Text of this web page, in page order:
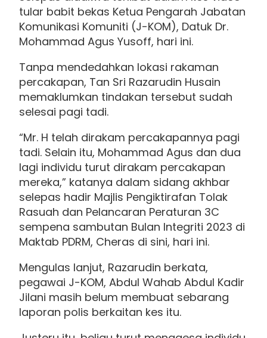
tular babit bekas Ketua Pengarah Jabatan
Komunikasi Komuniti (J-KOM), Datuk Dr.
Mohammad Agus Yusoff, hari ini.
Tanpa mendedahkan lokasi rakaman
percakapan, Tan Sri Razarudin Husain
memaklumkan tindakan tersebut sudah
selesai pagi tadi.
“Mr. H telah dirakam percakapannya pagi
tadi. Selain itu, Mohammad Agus dan dua
lagi individu turut dirakam percakapan
mereka,” katanya dalam sidang akhbar
selepas hadir Majlis Pengiktirafan Tolak
Rasuah dan Pelancaran Peraturan 3C
sempena sambutan Bulan Integriti 2023 di
Maktab PDRM, Cheras di sini, hari ini.
Mengulas lanjut, Razarudin berkata,
pegawai J-KOM, Abdul Wahab Abdul Kadir
Jilani masih belum membuat sebarang
laporan polis berkaitan kes itu.